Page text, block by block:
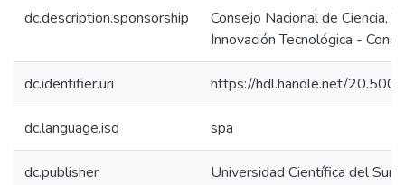
dc.description.sponsorship
Consejo Nacional de Ciencia,
Innovación Tecnológica -
dc.identifier.uri https://hdl.handle.net/
dc.language.iso spa
dc.publisher Universidad Científica del Sur